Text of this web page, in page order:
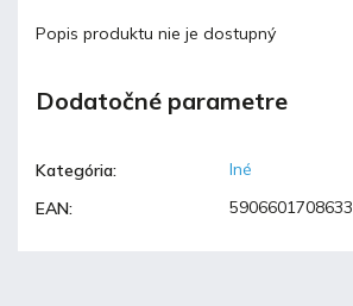
Popis produktu nie je dostupný
Dodatočné parametre
Kategória:
Iné
EAN: 5906601708633